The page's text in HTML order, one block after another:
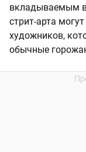
вкладываемым
стрит-арта
художников,
обычные